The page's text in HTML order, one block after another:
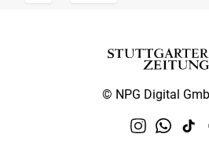
© NPG Digital